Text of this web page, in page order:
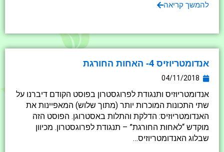
להמשך קריאה
אנדומטריוזיס 4- האחות החורגת
04/11/2018
אנדומטריוזיס ותנגודת לפרוגסטרון בפוסט הקודם דיברנו על
שתי התכונות המוכרות יותר (מתוך שלוש) המאפיינות את
האנדומטריוזיס: הדלקת והתלות באסטרוגן. הפוסט הזה
מוקדש “לאחות החורגת” – תנגודת לפרוגסטרון. מכיוון
שבלוג האנדומטריוזיס…